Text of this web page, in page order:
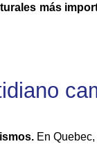
más
En